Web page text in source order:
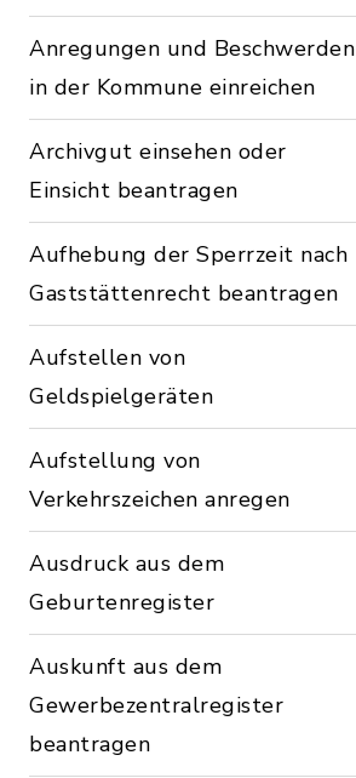
Anregungen und Beschwerden
in der Kommune einreichen
Archivgut einsehen oder
Einsicht beantragen
Aufhebung der Sperrzeit nach
Gaststättenrecht beantragen
Aufstellen von
Geldspielgeräten
Aufstellung von
Verkehrszeichen anregen
Ausdruck aus dem
Geburtenregister
Auskunft aus dem
Gewerbezentralregister
beantragen